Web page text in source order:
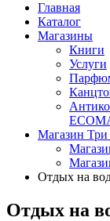
Главная
Каталог
Магазины
Книги
Услуги
Магазин Три
Отдых на
Отдых на